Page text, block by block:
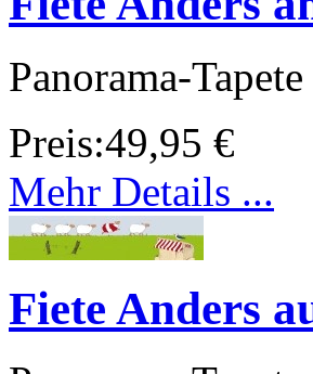
Panorama-
Preis:49,95 €
Mehr Details ...
Fiete Anders